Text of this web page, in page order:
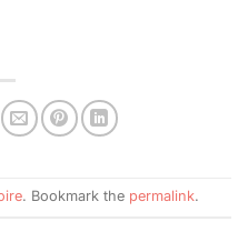
. Bookmark the permalink.